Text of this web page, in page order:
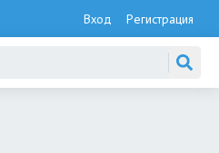
Вход Регистрация